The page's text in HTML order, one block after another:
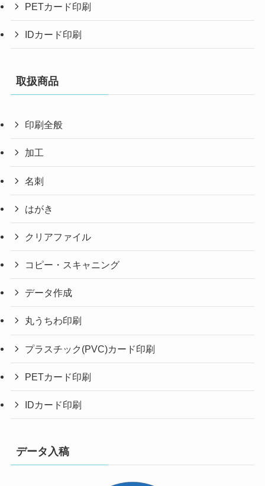
PETカード印刷
IDカード印刷
取扱商品
印刷全般
加工
名刺
はがき
クリアファイル
コピー・スキャニング
データ作成
丸うちわ印刷
プラスチック(PVC)カード印刷
PETカード印刷
IDカード印刷
データ入稿